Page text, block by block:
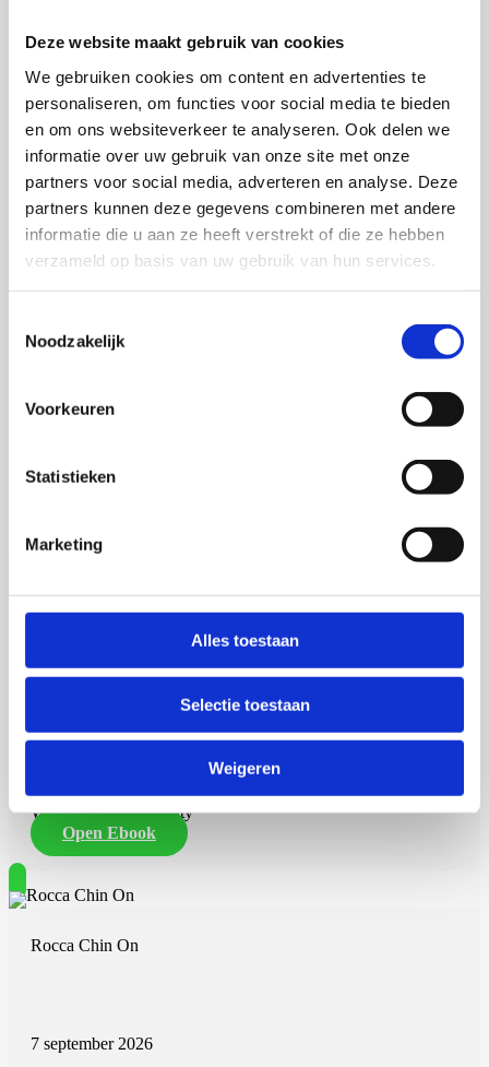
Deze website maakt gebruik van cookies
We gebruiken cookies om content en advertenties te
personaliseren, om functies voor social media te bieden
en om ons websiteverkeer te analyseren. Ook delen we
informatie over uw gebruik van onze site met onze
partners voor social media, adverteren en analyse. Deze
partners kunnen deze gegevens combineren met andere
informatie die u aan ze heeft verstrekt of die ze hebben
verzameld op basis van uw gebruik van hun services.
Noodzakelijk
Voorkeuren
Statistieken
Marketing
Alles toestaan
Selectie toestaan
Weigeren
2 september 2026
Martijn de Roij
Wageningen University
Open Ebook
16 september 2026
17 september 2026
Wageningen University
Open Ebook
Rocca Chin On
7 september 2026